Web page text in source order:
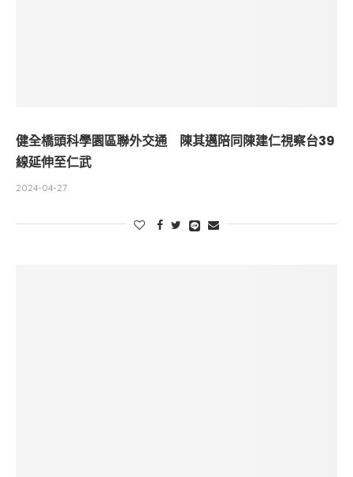
健全橋頭科學園區聯外交通 陳其邁陪同陳建仁視察台39
線延伸至仁武
2024-04-27